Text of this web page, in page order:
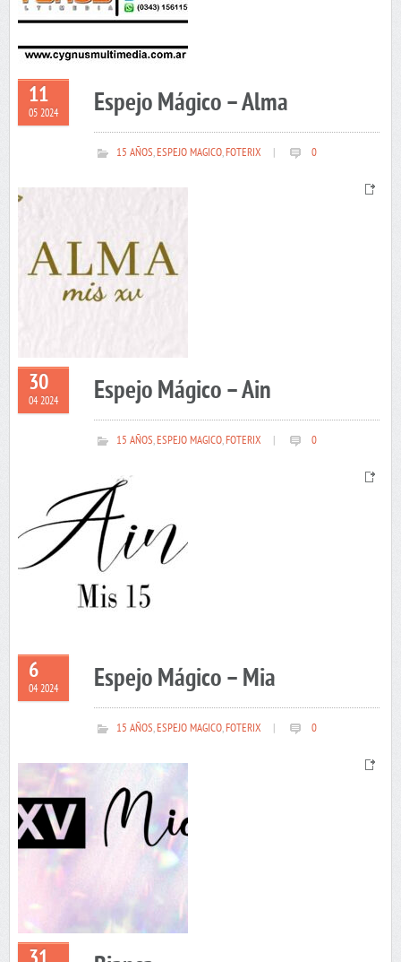
11
05 2024 Espejo Mágico – Alma
15 AÑOS,ESPEJO MAGICO,FOTERIX 0
30
04 2024 Espejo Mágico – Ain
15 AÑOS,ESPEJO MAGICO,FOTERIX 0
6
04 2024 Espejo Mágico – Mia
15 AÑOS,ESPEJO MAGICO,FOTERIX 0